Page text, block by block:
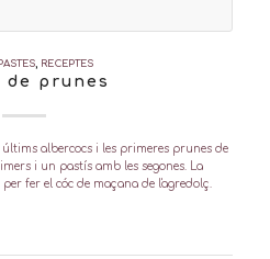
, RECEPTES
de prunes
albercocs i les primeres prunes de
i un pastís amb les segones. La
fer el cóc de maçana de l'agredolç.